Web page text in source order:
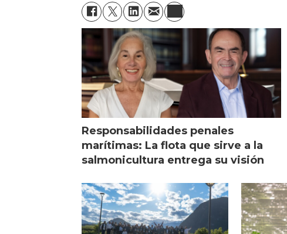
Responsabilidades penales
marítimas: La flota que sirve a la
salmonicultura entrega su visión